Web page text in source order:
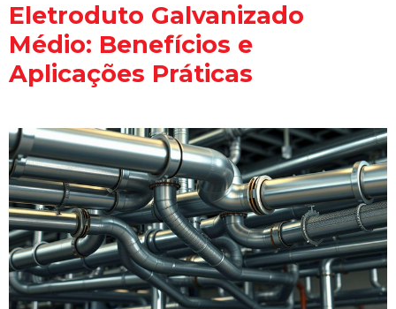
Eletroduto Galvanizado
Médio: Benefícios e
Aplicações Práticas